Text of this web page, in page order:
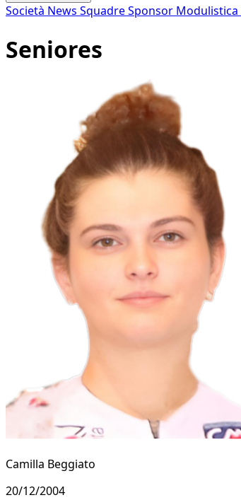
Società News SquadreSponsor Modulistica
Seniores
Camilla Beggiato
20/12/2004